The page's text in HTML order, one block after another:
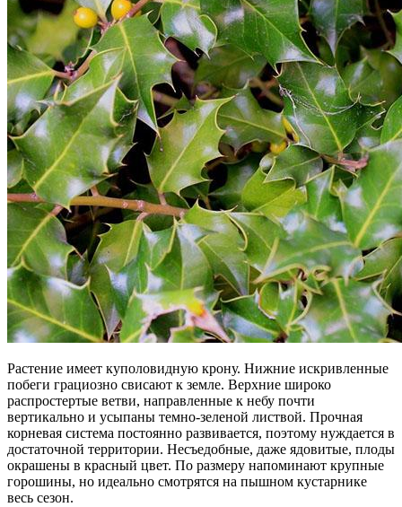
Растение имеет куполовидную крону. Нижние искривленные
побеги грациозно свисают к земле. Верхние широко
распростертые ветви, направленные к небу почти
вертикально и усыпаны темно-зеленой листвой. Прочная
корневая система постоянно развивается, поэтому нуждается в
достаточной территории. Несъедобные, даже ядовитые, плоды
окрашены в красный цвет. По размеру напоминают крупные
горошины, но идеально смотрятся на пышном кустарнике
весь сезон.